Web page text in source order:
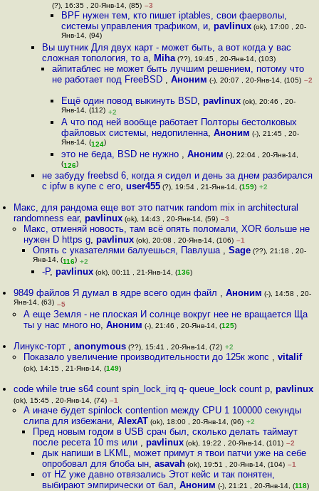
(?), 16:35 , 20-Янв-14, (85) –3
BPF нужен тем, кто пишет iptables, свои фаерволы,
системы управления трафиком, и, pavlinux(ok), 17:00 , 20-
Янв-14, (94)
Вы шутник Для двух карт - может быть, а вот когда у вас
сложная топология, то а, Miha (??), 19:45 , 20-Янв-14, (103)
айпитаблес не может быть лучшим решением, потому что
не работает под FreeBSD , Аноним (-), 20:07 , 20-Янв-14, (105) –2
Ещё один повод выкинуть BSD, pavlinux(ok), 20:46 , 20-
Янв-14, (112) +2
А что под ней вообще работает Полторы бестолковых
файловых системы, недопиленна, Аноним (-), 21:45 , 20-
Янв-14, (124)
это не беда, BSD не нужно , Аноним (-), 22:04 , 20-Янв-14,
(126)
не забуду freebsd 6, когда я сидел и день за днем разбирался
с ipfw в купе с его,user455 (?), 19:54 , 21-Янв-14, (159) +2
Макс, для рандома еще вот это патчик random mix in architectural
randomness ear,pavlinux (ok), 14:43 , 20-Янв-14, (59) –3
Макс, отменяй новость, там всё опять поломали, XOR больше не
нужен D https g, pavlinux(ok), 20:08 , 20-Янв-14, (106) –1
Опять с указателями балуешься, Павлуша , Sage(??), 21:18 , 20-
Янв-14, (116) +2
-P,pavlinux (ok), 00:11 , 21-Янв-14, (136)
9849 файлов Я думал в ядре всего один файл ,Аноним (-), 14:58 , 20-
Янв-14, (63) –5
А еще Земля - не плоская И солнце вокруг нее не вращается Ща
ты у нас много но, Аноним (-), 21:46 , 20-Янв-14, (125)
Линукс-торт ,anonymous (??), 15:41 , 20-Янв-14, (72) +2
Показало увеличение производительности до 125к жопс , vitalif
(ok), 14:15 , 21-Янв-14, (149)
code while true s64 count spin_lock_irq q- queue_lock count p,pavlinux
(ok), 15:45 , 20-Янв-14, (74) –1
А иначе будет spinlock contention между CPU 1 100000 секунды
слипа для избежани, AlexAT (ok), 18:00 , 20-Янв-14, (96) +2
Пред новым годом в USB срач был, сколько делать таймаут
после ресета 10 ms или , pavlinux(ok), 19:22 , 20-Янв-14, (101) –2
дык напиши в LKML, может примут я твои патчи уже на себе
опробовал для блоба ын,asavah (ok), 19:51 , 20-Янв-14, (104) –1
от HZ уже давно отвязались Этот кейс и так понятен,
выбирают эмпирически от бал,Аноним (-), 21:21 , 20-Янв-14, (118)